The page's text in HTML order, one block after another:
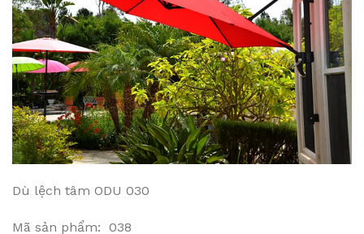
Dù lệch tâm ODU 030
Mã sản phẩm: 038